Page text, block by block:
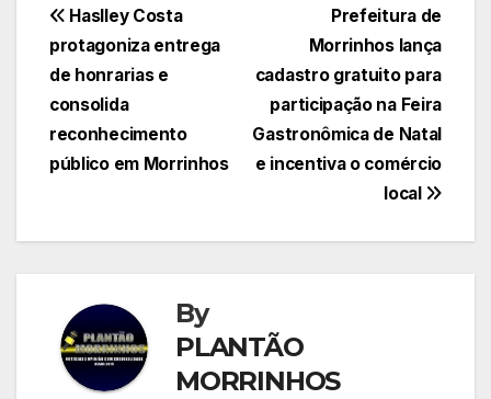
Navegação
de
Post
Prefeitura de
Morrinhos lança
cadastro gratuito para
participação na Feira
Gastronômica de Natal
e incentiva o comércio
local
Haslley Costa
protagoniza entrega
de honrarias e
consolida
reconhecimento
público em Morrinhos
By
PLANTÃO
MORRINHOS